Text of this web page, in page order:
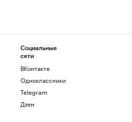
Социальные
сети
ВКонтакте
Одноклассники
Telegram
Дзен